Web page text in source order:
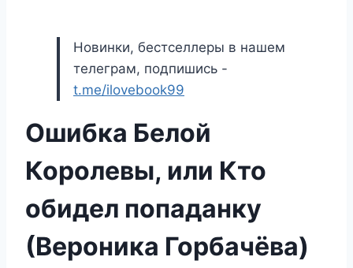
Новинки, бестселлеры в нашем
телеграм, подпишись -
t.me/ilovebook99
Ошибка Белой
Королевы, или Кто
обидел попаданку
(Вероника Горбачёва)